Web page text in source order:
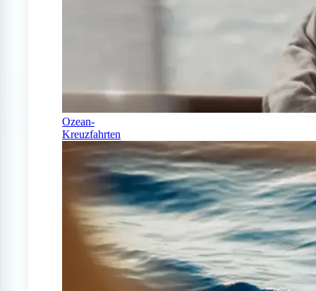
Ozean-
Kreuzfahrten